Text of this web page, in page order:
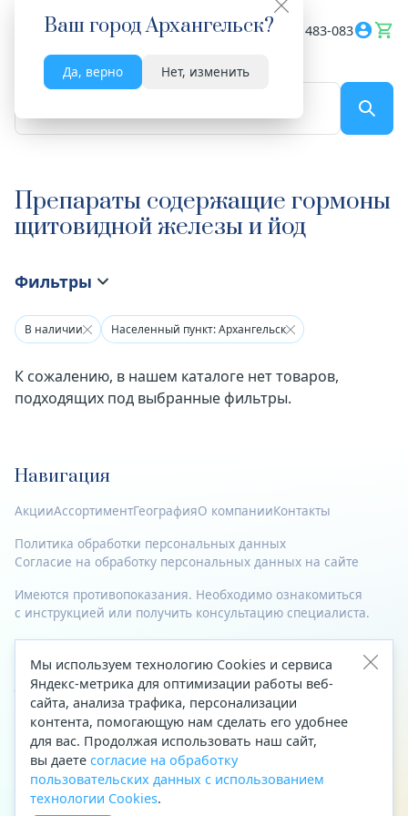
Ваш городАрхангельск?
Да, верно Нет, изменить
Весь сайт 8182 483-083
Препараты содержащие гормоны
щитовидной железы и йод
Фильтры
В наличии Населенный пункт: Архангельск
К сожалению, в нашем каталоге нет товаров,
подходящих под выбранные фильтры.
Навигация
АкцииАссортиментГеографияО компанииКонтакты
Политика обработки персональных данных
Согласие на обработку персональных данных на сайте
Имеются противопоказания. Необходимо ознакомиться
с инструкцией или получить консультацию специалиста.
© 2023—2026 Все права защищены.
Адрес
Архангельск, ул. Папанина, д. 19 (вход в здание со стороны
автоцентра «Тойота»)
Приемная Генерального директора
Телефон
+7 (8182) 63-60-31
Мы используем технологию Cookies и сервиса
Яндекс-метрика для оптимизации работы веб-
сайта, анализа трафика, персонализации
контента, помогающую нам сделать его удобнее
для вас. Продолжая использовать наш сайт,
вы даете согласие на обработку
пользовательских данных с использованием
технологии Cookies.